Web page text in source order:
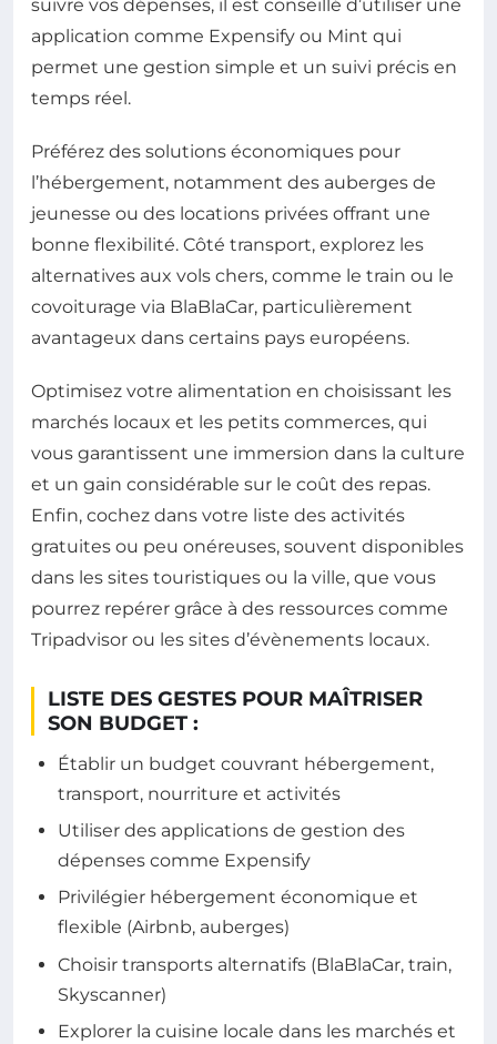
suivre vos dépenses, il est conseillé d’utiliser une
application comme Expensify ou Mint qui
permet une gestion simple et un suivi précis en
temps réel.
Préférez des solutions économiques pour
l’hébergement, notamment des auberges de
jeunesse ou des locations privées offrant une
bonne flexibilité. Côté transport, explorez les
alternatives aux vols chers, comme le train ou le
covoiturage via BlaBlaCar, particulièrement
avantageux dans certains pays européens.
Optimisez votre alimentation en choisissant les
marchés locaux et les petits commerces, qui
vous garantissent une immersion dans la culture
et un gain considérable sur le coût des repas.
Enfin, cochez dans votre liste des activités
gratuites ou peu onéreuses, souvent disponibles
dans les sites touristiques ou la ville, que vous
pourrez repérer grâce à des ressources comme
Tripadvisor ou les sites d’évènements locaux.
LISTE DES GESTES POUR MAÎTRISER
SON BUDGET :
Établir un budget couvrant hébergement,
transport, nourriture et activités
Utiliser des applications de gestion des
dépenses comme Expensify
Privilégier hébergement économique et
flexible (Airbnb, auberges)
Choisir transports alternatifs (BlaBlaCar, train,
Skyscanner)
Explorer la cuisine locale dans les marchés et